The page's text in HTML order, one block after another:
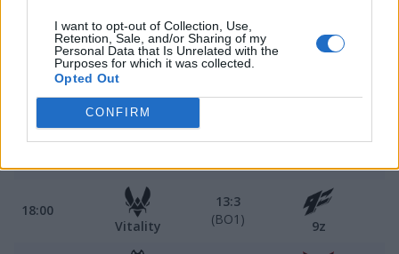
I want to opt-out of Collection, Use,
Retention, Sale, and/or Sharing of my
Personal Data that Is Unrelated with the
Purposes for which it was collected.
Opted Out
CONFIRM
NAVI
13:2
(BO1)
Imperial
17:00
Liquid
Ćwierćfinał drabinki wygranych grupy B
18:00
Vitality
13:3
(BO1)
9z